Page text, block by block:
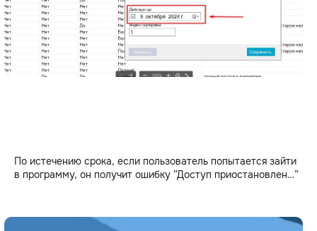
По истечению срока, если пользователь попытается зайти
в программу, он получит ошибку “Доступ приостановлен…”